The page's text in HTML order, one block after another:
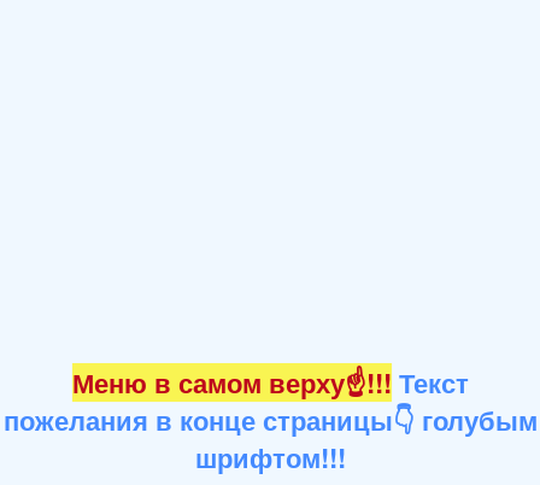
Меню в самом верху☝!!! Текст
пожелания в конце страницы👇 голубым
шрифтом!!!